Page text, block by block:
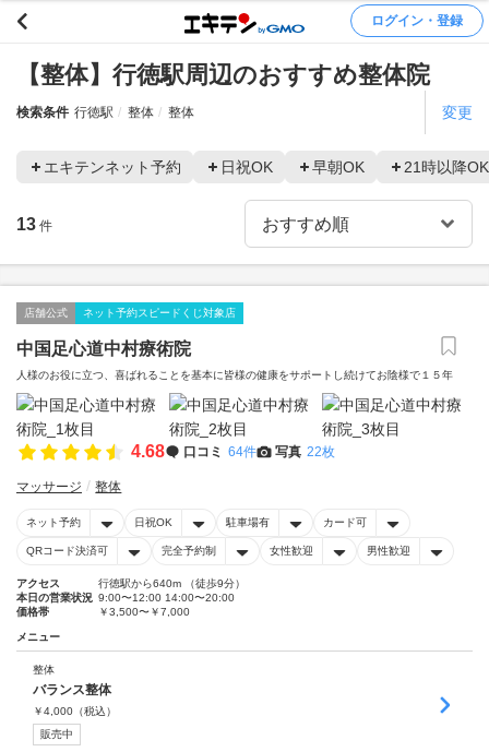
ログイン・登録
【整体】行徳駅周辺のおすすめ整体院
検索条件 行徳駅 整体 整体 変更
エキテンネット予約 日祝OK 早朝OK 21時以降OK
13 件
店舗公式 ネット予約スピードくじ対象店
中国足心道中村療術院
人様のお役に立つ、喜ばれることを基本に皆様の健康をサポートし続けてお陰様で１５年
4.68 口コミ 64件 写真 22枚
マッサージ 整体
ネット予約 日祝OK 駐車場有 カード可
QRコード決済可 完全予約制 女性歓迎 男性歓迎
アクセス
行徳駅から640m （徒歩9分）
本日の営業状況 9:00〜12:00 14:00〜20:00
価格帯
￥3,500〜￥7,000
メニュー
整体
バランス整体
￥4,000 （税込）
販売中